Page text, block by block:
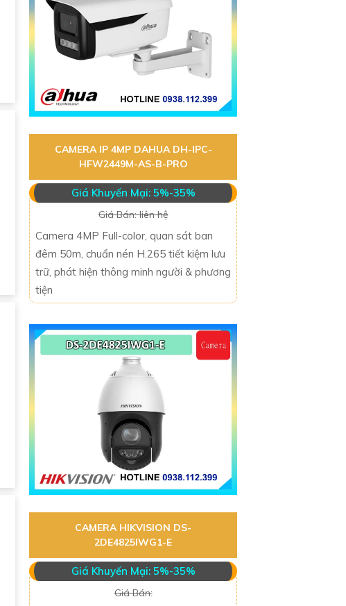
CAMERA IP 4MP DAHUA DH-IPC-
HFW2449M-AS-B-PRO
Giá Khuyến Mại: 5%-35%
Giá Bán: liên hệ
Camera 4MP Full-color, quan sát ban
đêm 50m, chuẩn nén H.265 tiết kiệm lưu
trữ, phát hiện thông minh người & phương
tiện
CAMERA HIKVISION DS-
2DE4825IWG1-E
Giá Khuyến Mại: 5%-35%
Giá Bán: